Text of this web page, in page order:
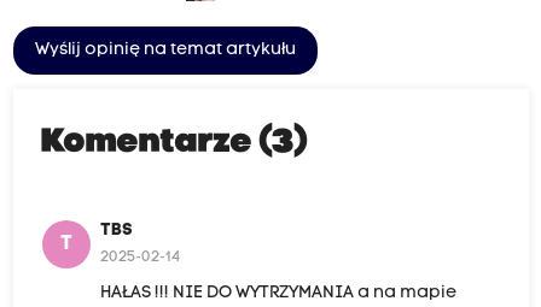
Wyślij opinię na temat artykułu
Komentarze (3)
T
TBS
2025-02-14
HAŁAS !!! NIE DO WYTRZYMANIA a na mapie